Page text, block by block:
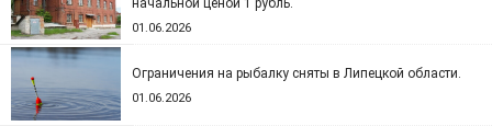
начальной ценой 1 рубль.
01.06.2026
Ограничения на рыбалку сняты в Липецкой области.
01.06.2026